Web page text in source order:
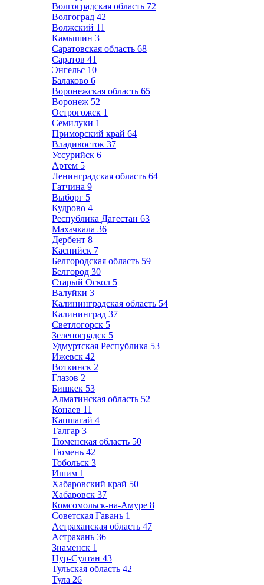
Волгоградская область 72
Волгоград 42
Волжский 11
Камышин 3
Саратовская область 68
Саратов 41
Энгельс 10
Балаково 6
Воронежская область 65
Воронеж 52
Острогожск 1
Семилуки 1
Приморский край 64
Владивосток 37
Уссурийск 6
Артем 5
Ленинградская область 64
Гатчина 9
Выборг 5
Кудрово 4
Республика Дагестан 63
Махачкала 36
Дербент 8
Каспийск 7
Белгородская область 59
Белгород 30
Старый Оскол 5
Валуйки 3
Калининградская область 54
Калининград 37
Светлогорск 5
Зеленоградск 5
Удмуртская Республика 53
Ижевск 42
Воткинск 2
Глазов 2
Бишкек 53
Алматинская область 52
Конаев 11
Капшагай 4
Талгар 3
Тюменская область 50
Тюмень 42
Тобольск 3
Ишим 1
Хабаровский край 50
Хабаровск 37
Комсомольск-на-Амуре 8
Советская Гавань 1
Астраханская область 47
Астрахань 36
Знаменск 1
Нур-Султан 43
Тульская область 42
Тула 26